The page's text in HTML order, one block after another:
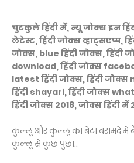
चुटकुले हिंदी में, न्यू जोक्स इन
लेटेस्ट, हिंदी जोक्स व्हाट्सएप्प,
जोक्स, blue हिंदी जोक्स, हिंदी
download, हिंदी जोक्स
latest हिंदी जोक्स, हिंदी जोक्स
हिंदी shayari, हिंदी जोक्स
हिंदी जोक्स 2018, जोक्स हिंदी में
कुल्लू और कुल्लू का बेटा बरामदे
कुल्लू से कुछ पुछा..